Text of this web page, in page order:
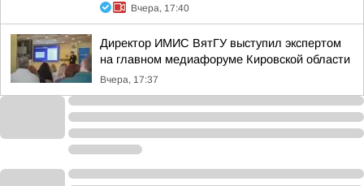
Вчера, 17:40
Директор ИМИС ВятГУ выступил экспертом
на главном медиафоруме Кировской области
Вчера, 17:37